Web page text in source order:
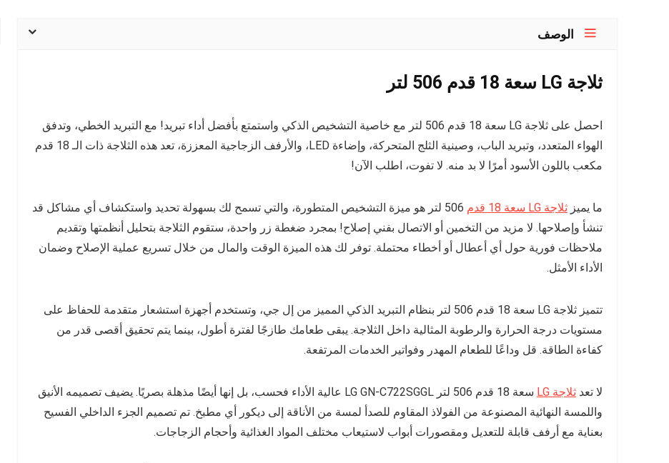
الوصف
ثلاجة LG سعة 18 قدم 506 لتر
احصل على ثلاجة LG سعة 18 قدم 506 لتر مع خاصية التشخيص الذكي واستمتع بأفضل أداء تبريد! مع التبريد الخطي، وتدفق
الهواء المتعدد، وتبريد الباب، وصينية الثلج المتحركة، وإضاءة LED، والأرفف الزجاجية المعززة، تعد هذه الثلاجة ذات الـ 18 قدم
مكعب باللون الأسود أمرًا لا بد منه. لا تفوت، اطلب الآن!
ما يميز ثلاجة LG سعة 18 قدم
506 لتر هو ميزة التشخيص المتطورة، والتي تسمح لك بسهولة تحديد واستكشاف أي مشاكل قد
تنشأ وإصلاحها. لا مزيد من التخمين أو الاتصال بفني إصلاح! بمجرد ضغطة زر واحدة، ستقوم الثلاجة بتحليل أنظمتها وتقديم
ملاحظات فورية حول أي أعطال أو أخطاء محتملة. توفر لك هذه الميزة الوقت والمال من خلال تسريع عملية الإصلاح وضمان
الأداء الأمثل.
تتميز ثلاجة LG سعة 18 قدم 506 لتر بنظام التبريد الذكي المميز من إل جي، وتستخدم أجهزة استشعار متقدمة للحفاظ على
مستويات درجة الحرارة والرطوبة المثالية داخل الثلاجة. يبقى طعامك طازجًا لفترة أطول، بينما يتم تحقيق أقصى قدر من
كفاءة الطاقة. قل وداعًا للطعام المهدر وفواتير الخدمات المرتفعة.
لا تعد ثلاجة LG
سعة 18 قدم 506 لتر LG GN-C722SGGL عالية الأداء فحسب، بل إنها أيضًا مذهلة بصريًا. يضيف تصميمه الأنيق
واللمسة النهائية المصنوعة من الفولاذ المقاوم للصدأ لمسة من الأناقة إلى ديكور أي مطبخ. تم تصميم الجزء الداخلي الفسيح
بعناية مع أرفف قابلة للتعديل ومقصورات أبواب لاستيعاب مختلف المواد الغذائية وأحجام الزجاجات.